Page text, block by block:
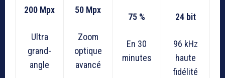
200 Mpx
Ultra
grand-
angle
50 Mpx
Zoom
optique
avancé
75 %
En 30
minutes
24 bit
96 kHz
haute
fidélité